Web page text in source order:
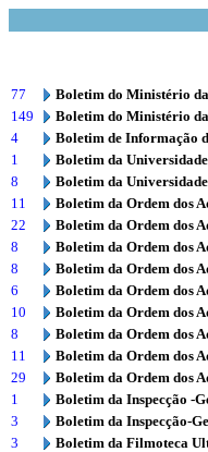
77
Boletim do Ministério
149
Boletim do Ministério
4
Boletim de Informação
1
Boletim da
8
Boletim da
11
Boletim da Ordem dos
22
Boletim da Ordem dos
8
Boletim da Ordem dos
8
Boletim da Ordem dos
6
Boletim da Ordem dos
10
Boletim da Ordem dos
8
Boletim da Ordem dos
11
Boletim da Ordem dos
29
Boletim da Ordem dos
1
Boletim da Inspecção -
3
Boletim da Inspecção-
3
Boletim da Filmoteca